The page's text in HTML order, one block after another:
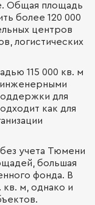
Общая площадь
более 120 000
центров
логистических
115 000 кв. м
для
как для
учета Тюмени
большая
фонда. В
м, однако и